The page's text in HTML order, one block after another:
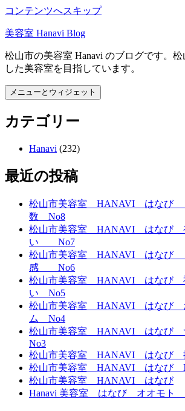
コンテンツへスキップ
美容室 Hanavi Blog
松山市の美容室 Hanavi のブログです。
した美容室を目指しています。
メニューとウィジェット
カテゴリー
Hanavi (232)
最近の投稿
松山市美容室 HANAVI はなび
数 No8
松山市美容室 HANAVI はなび
い No7
松山市美容室 HANAVI はなび
感 No6
松山市美容室 HANAVI はなび
い No5
松山市美容室 HANAVI はなび
ム No4
松山市美容室 HANAVI はなび
No3
松山市美容室 HANAVI はなび
松山市美容室 HANAVI はなび
松山市美容室 HANAVI はなび
Hanavi 美容室 はなび オオモト